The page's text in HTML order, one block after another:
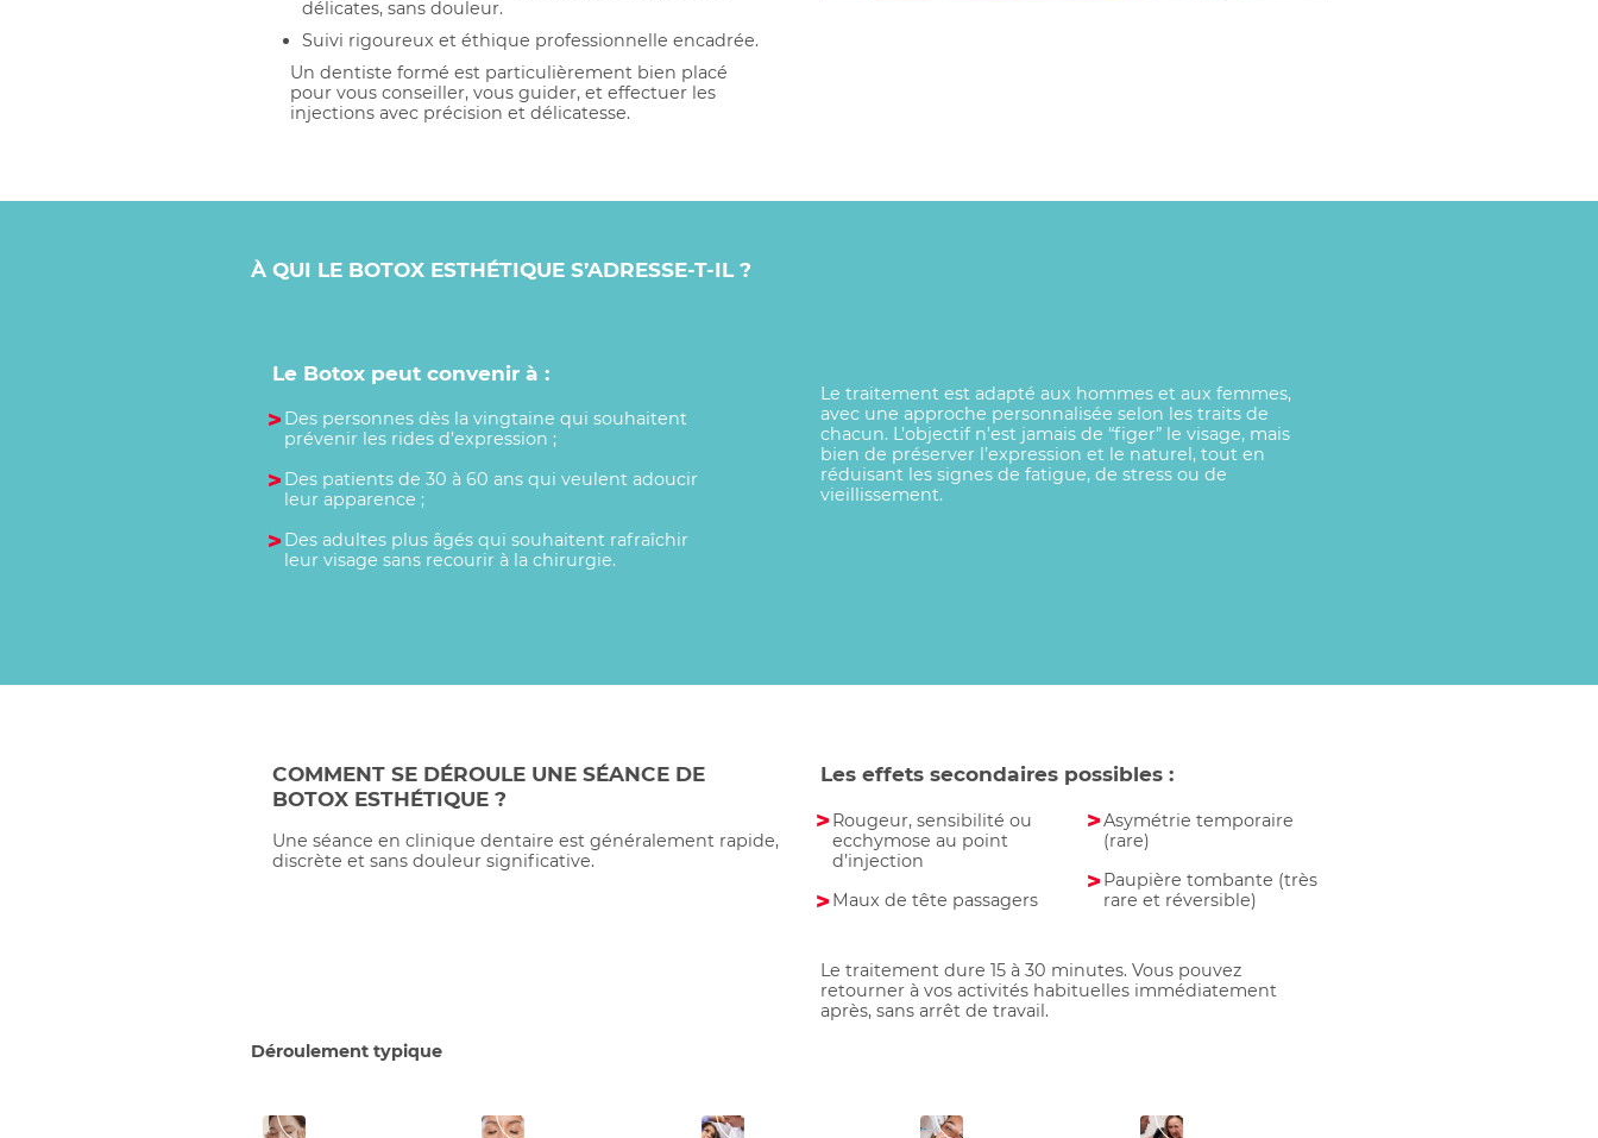
délicates, sans douleur.
Suivi rigoureux et éthique professionnelle encadrée.
Un dentiste formé est particulièrement bien placé
pour vous conseiller, vous guider, et effectuer les
injections avec précision et délicatesse.
À QUI LE BOTOX ESTHÉTIQUE S’ADRESSE-T-IL ?
Le Botox peut convenir à :
Des personnes dès la vingtaine qui souhaitent
prévenir les rides d’expression ;
Des patients de 30 à 60 ans qui veulent adoucir
leur apparence ;
Des adultes plus âgés qui souhaitent rafraîchir
leur visage sans recourir à la chirurgie.
Le traitement est adapté aux hommes et aux femmes,
avec une approche personnalisée selon les traits de
chacun. L’objectif n’est jamais de “figer” le visage, mais
bien de préserver l’expression et le naturel, tout en
réduisant les signes de fatigue, de stress ou de
vieillissement.
COMMENT SE DÉROULE UNE SÉANCE DE
BOTOX ESTHÉTIQUE ?
Une séance en clinique dentaire est généralement rapide,
discrète et sans douleur significative.
Les effets secondaires possibles :
Rougeur, sensibilité ou
ecchymose au point
d’injection
Maux de tête passagers
Asymétrie temporaire
(rare)
Paupière tombante (très
rare et réversible)
Le traitement dure 15 à 30 minutes. Vous pouvez
retourner à vos activités habituelles immédiatement
après, sans arrêt de travail.
Déroulement typique
1 2 3 4 5